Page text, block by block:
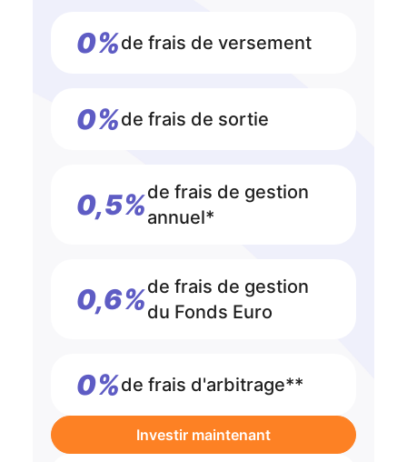
0%de frais de versement
0%de frais de sortie
0,5%de frais de gestion
annuel*
0,6%de frais de gestion
du Fonds Euro
0%de frais d'arbitrage**
Investir maintenant